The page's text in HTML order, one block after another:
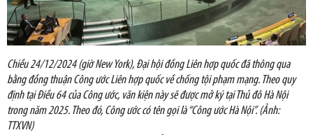
Chiều 24/12/2024 (giờ New York), Đại hội đồng Liên hợp quốc đã thông qua
bằng đồng thuận Công ước Liên hợp quốc về chống tội phạm mạng. Theo quy
định tại Điều 64 của Công ước, văn kiện này sẽ được mở ký tại Thủ đô Hà Nội
trong năm 2025. Theo đó, Công ước có tên gọi là “Công ước Hà Nội”. (Ảnh:
TTXVN)